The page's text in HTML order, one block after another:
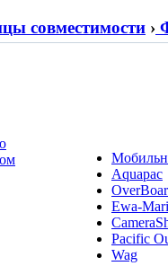
совместимости ›
Aquapac
Ewa-
Pacific
Wag